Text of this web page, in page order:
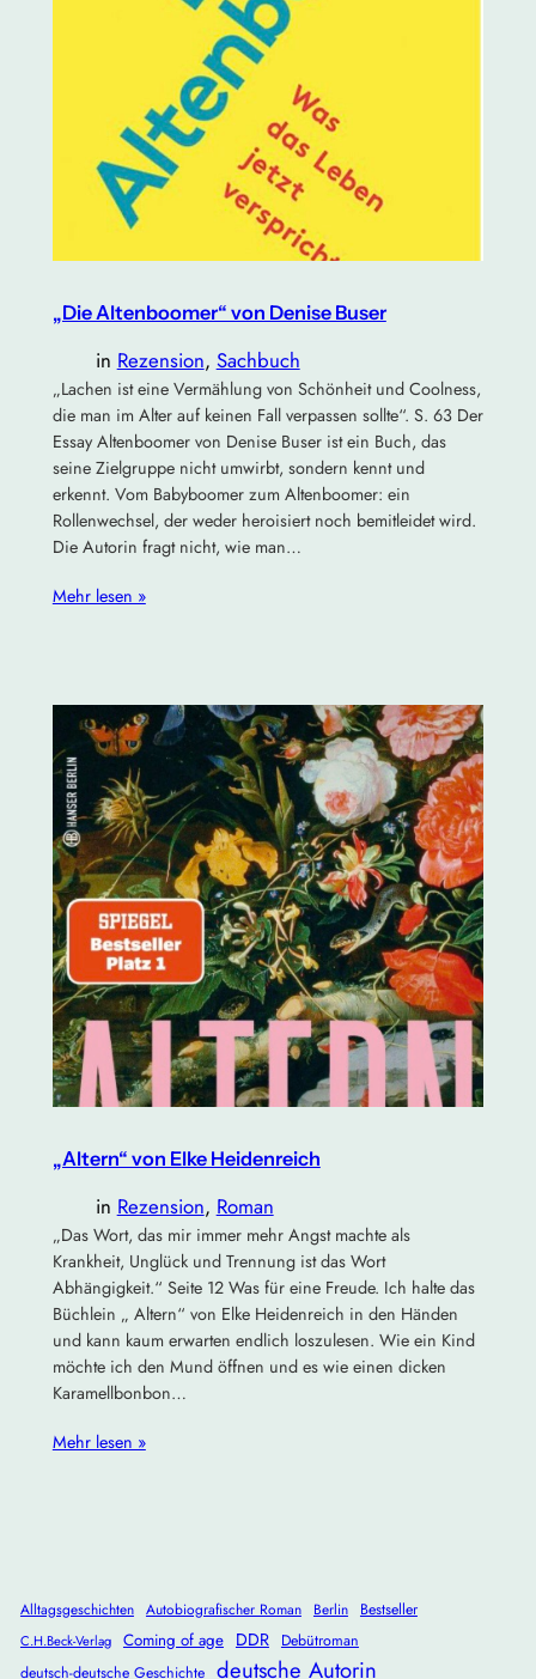
„Die Altenboomer“ von Denise Buser
in Rezension, Sachbuch
„Lachen ist eine Vermählung von Schönheit und Coolness,
die man im Alter auf keinen Fall verpassen sollte“. S. 63 Der
Essay Altenboomer von Denise Buser ist ein Buch, das
seine Zielgruppe nicht umwirbt, sondern kennt und
erkennt. Vom Babyboomer zum Altenboomer: ein
Rollenwechsel, der weder heroisiert noch bemitleidet wird.
Die Autorin fragt nicht, wie man…
Mehr lesen »
„Altern“ von Elke Heidenreich
in Rezension, Roman
„Das Wort, das mir immer mehr Angst machte als
Krankheit, Unglück und Trennung ist das Wort
Abhängigkeit.“ Seite 12 Was für eine Freude. Ich halte das
Büchlein „ Altern“ von Elke Heidenreich in den Händen
und kann kaum erwarten endlich loszulesen. Wie ein Kind
möchte ich den Mund öffnen und es wie einen dicken
Karamellbonbon…
Mehr lesen »
Alltagsgeschichten Autobiografischer Roman Berlin Bestseller
C.H.Beck-Verlag Coming of age DDR
Debütroman
deutsch-deutsche Geschichte deutsche Autorin